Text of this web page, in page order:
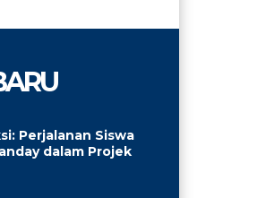
Perjalanan Siswa
dalam Projek